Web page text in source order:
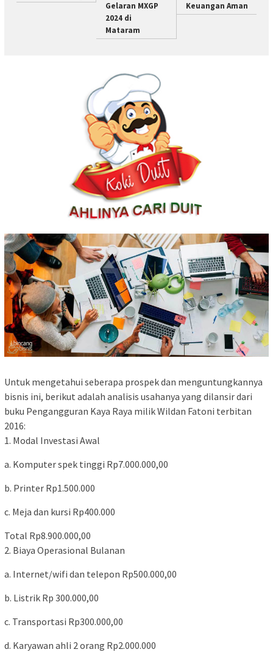
Gelaran MXGP
2024 di
Mataram
Keuangan Aman
Untuk mengetahui seberapa prospek dan menguntungkannya
bisnis ini, berikut adalah analisis usahanya yang dilansir dari
buku Pengangguran Kaya Raya milik Wildan Fatoni terbitan
2016:
1. Modal Investasi Awal
a. Komputer spek tinggi Rp7.000.000,00
b. Printer Rp1.500.000
c. Meja dan kursi Rp400.000
Total Rp8.900.000,00
2. Biaya Operasional Bulanan
a. Internet/wifi dan telepon Rp500.000,00
b. Listrik Rp 300.000,00
c. Transportasi Rp300.000,00
d. Karyawan ahli 2 orang Rp2.000.000